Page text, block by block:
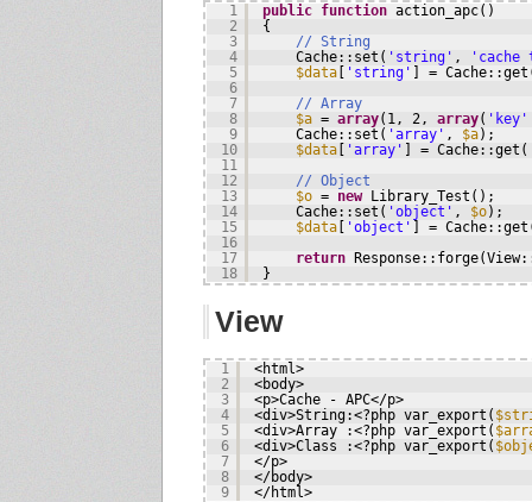
1
2
3
4
5
6
7
8
9
10
11
12
13
14
15
16
17
18
public function action_apc()
{
// String
Cache::set( 'string' ,
$data[ 'string' ] =
// Array
$a = array(1, 2, array( 'key'
Cache::set( 'array' , $a);
$data[ 'array' ] = Cache::get(
// Object
$o = new Library_Test();
Cache::set( 'object' , $o);
$data[ 'object' ] =
return
}
View
1
2
3
4
5
6
7
8
9
<html>
<body>
<p>Cache - APC</p>
<div>String:<?php var_export(
<div>Array :<?php var_export(
<div>Class :<?php var_export(
</p>
</body>
</html>